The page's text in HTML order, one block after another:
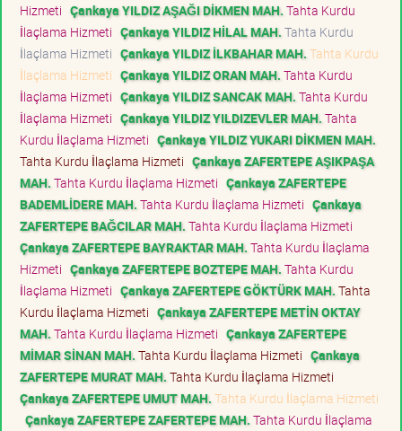
Hizmeti Çankaya YILDIZ AŞAĞI DİKMEN MAH. Tahta Kurdu
İlaçlama Hizmeti Çankaya YILDIZ HİLAL MAH. Tahta Kurdu
İlaçlama Hizmeti Çankaya YILDIZ İLKBAHAR MAH. Tahta Kurdu
İlaçlama Hizmeti Çankaya YILDIZ ORAN MAH. Tahta Kurdu
İlaçlama Hizmeti Çankaya YILDIZ SANCAK MAH. Tahta Kurdu
İlaçlama Hizmeti Çankaya YILDIZ YILDIZEVLER MAH. Tahta
Kurdu İlaçlama Hizmeti Çankaya YILDIZ YUKARI DİKMEN MAH.
Tahta Kurdu İlaçlama Hizmeti Çankaya ZAFERTEPE AŞIKPAŞA
MAH. Tahta Kurdu İlaçlama Hizmeti Çankaya ZAFERTEPE
BADEMLİDERE MAH. Tahta Kurdu İlaçlama Hizmeti Çankaya
ZAFERTEPE BAĞCILAR MAH. Tahta Kurdu İlaçlama Hizmeti
Çankaya ZAFERTEPE BAYRAKTAR MAH. Tahta Kurdu İlaçlama
Hizmeti Çankaya ZAFERTEPE BOZTEPE MAH. Tahta Kurdu
İlaçlama Hizmeti Çankaya ZAFERTEPE GÖKTÜRK MAH. Tahta
Kurdu İlaçlama Hizmeti Çankaya ZAFERTEPE METİN OKTAY
MAH. Tahta Kurdu İlaçlama Hizmeti Çankaya ZAFERTEPE
MİMAR SİNAN MAH. Tahta Kurdu İlaçlama Hizmeti Çankaya
ZAFERTEPE MURAT MAH. Tahta Kurdu İlaçlama Hizmeti
Çankaya ZAFERTEPE UMUT MAH. Tahta Kurdu İlaçlama Hizmeti
Çankaya ZAFERTEPE ZAFERTEPE MAH. Tahta Kurdu İlaçlama